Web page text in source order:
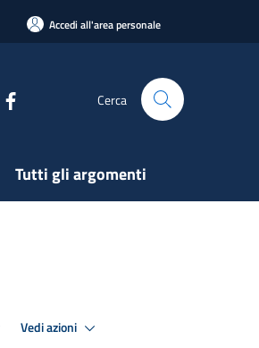
Accedi all'area personale
Cerca
Tutti gli argomenti
Vedi azioni